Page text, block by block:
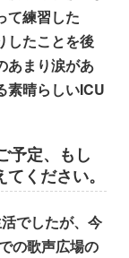
て練習した
したことを後
あまり涙があ
素晴らしいICU
予定、もし
ください。
でしたが、今
の歌声広場の